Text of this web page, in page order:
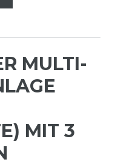
MULTI-
MIT 3